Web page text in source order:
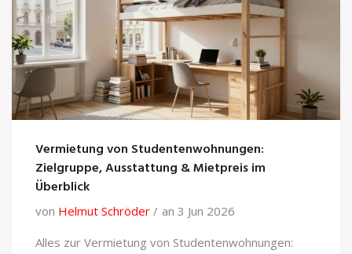
Vermietung von Studentenwohnungen:
Zielgruppe, Ausstattung & Mietpreis im
Überblick
von Helmut Schröder
an 3 Jun 2026
Alles zur Vermietung von Studentenwohnungen: